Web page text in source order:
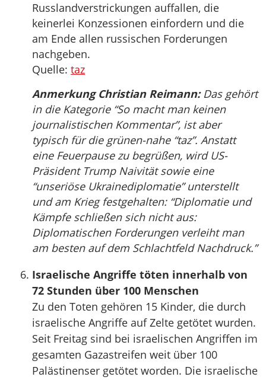
Russlandverstrickungen auffallen, die
keinerlei Konzessionen einfordern und die
am Ende allen russischen Forderungen
nachgeben.
Quelle: taz
Anmerkung Christian Reimann:Das gehört
in die Kategorie “So macht man keinen
journalistischen Kommentar”, ist aber
typisch für die grünen-nahe “taz”. Anstatt
eine Feuerpause zu begrüßen, wird US-
Präsident Trump Naivität sowie eine
“unseriöse Ukraine­diplomatie” unterstellt
und am Krieg festgehalten: “Diplomatie und
Kämpfe schließen sich nicht aus:
Diplomatischen Forderungen verleiht man
am besten auf dem Schlachtfeld Nachdruck.”
Israelische Angriffe töten innerhalb von
72 Stunden über 100 Menschen
Zu den Toten gehören 15 Kinder, die durch
israelische Angriffe auf Zelte getötet wurden.
Seit Freitag sind bei israelischen Angriffen im
gesamten Gazastreifen weit über 100
Palästinenser getötet worden. Die israelische